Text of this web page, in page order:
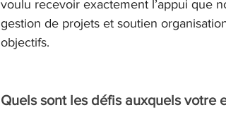
voulu recevoir exactement l’appui que
gestion de projets et soutien
objectifs.
Quels sont les défis auxquels votre